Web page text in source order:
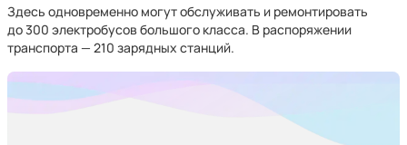
Здесь одновременно могут обслуживать и ремонтировать
до 300 электробусов большого класса. В распоряжении
транспорта — 210 зарядных станций.